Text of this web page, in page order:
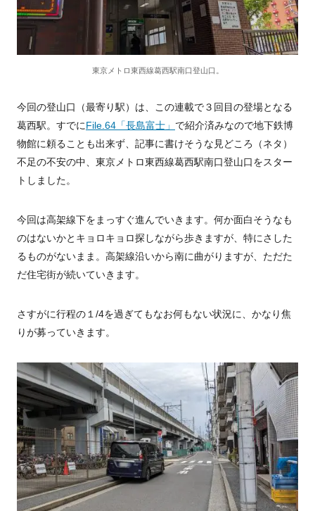
東京メトロ東西線葛西駅南口登山口。
今回の登山口（最寄り駅）は、この連載で３回目の登場となる
葛西駅。すでにFile.64「長島富士」 で紹介済みなので地下鉄博
物館に頼ることも出来ず、記事に書けそうな見どころ（ネタ）
不足の不安の中、東京メトロ東西線葛西駅南口登山口をスター
トしました。
今回は高架線下をまっすぐ進んでいきます。何か面白そうなも
のはないかとキョロキョロ探しながら歩きますが、特にさした
るものがないまま。高架線沿いから南に曲がりますが、ただた
だ住宅街が続いていきます。
さすがに行程の１ /4を過ぎてもなお何もない状況に、かなり焦
りが募っていきます。